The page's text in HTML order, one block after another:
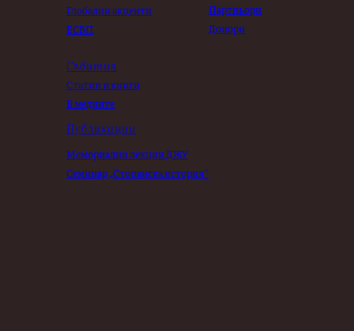
Глобални акценти
ЕСВП
Събития
Статии и книги
В медиите
Публикации
Мемориални лекции ДЖУ
Семинар „Стопанска история”
Партньори
Донори